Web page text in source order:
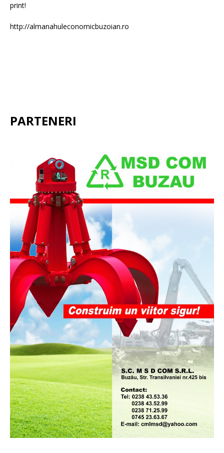
print!
http://almanahuleconomicbuzoian.ro
PARTENERI